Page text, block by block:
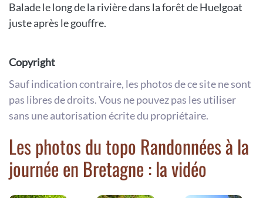
Balade le long de la rivière dans la forêt de Huelgoat
juste après le gouffre.
Copyright
Sauf indication contraire, les photos de ce site ne sont
pas libres de droits. Vous ne pouvez pas les utiliser
sans une autorisation écrite du propriétaire.
Les photos du topo Randonnées à la
journée en Bretagne : la vidéo